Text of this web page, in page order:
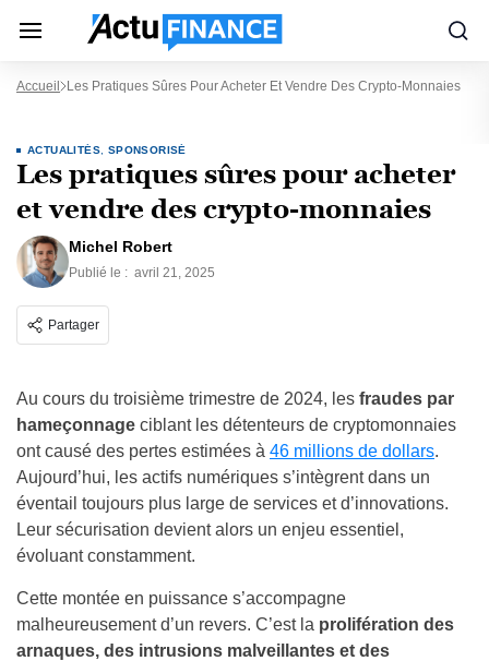
Accueil Les Pratiques Sûres Pour Acheter Et Vendre Des Crypto-Monnaies
ACTUALITÉS SPONSORISÉ
Les pratiques sûres pour acheter
et vendre des crypto-monnaies
Michel Robert
Publié le : avril 21, 2025
Partager
Au cours du troisième trimestre de 2024, les fraudes par
hameçonnage ciblant les détenteurs de cryptomonnaies
ont causé des pertes estimées à 46 millions de dollars.
Aujourd’hui, les actifs numériques s’intègrent dans un
éventail toujours plus large de services et d’innovations.
Leur sécurisation devient alors un enjeu essentiel,
évoluant constamment.
Cette montée en puissance s’accompagne
malheureusement d’un revers. C’est la prolifération des
arnaques, des intrusions malveillantes et des